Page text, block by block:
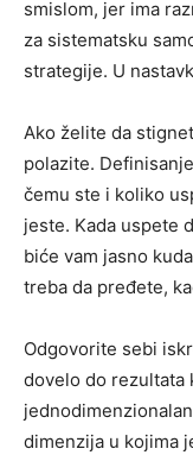
smislom, jer ima
za sistematsku
strategije. U
Ako želite da
polazite.
čemu ste i koliko
jeste. Kada uspete
biće vam jasno
treba da pređete,
Odgovorite sebi
dovelo do rezultata
dimenzija u kojima